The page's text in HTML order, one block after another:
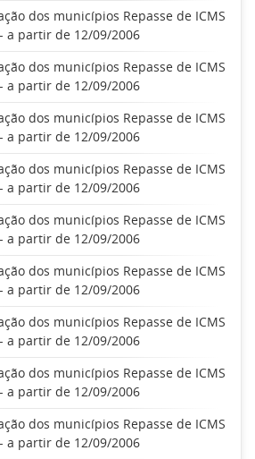
dos municípios Repasse de ICMS
a partir de 12/09/2006
dos municípios Repasse de ICMS
a partir de 12/09/2006
dos municípios Repasse de ICMS
a partir de 12/09/2006
dos municípios Repasse de ICMS
a partir de 12/09/2006
dos municípios Repasse de ICMS
a partir de 12/09/2006
dos municípios Repasse de ICMS
a partir de 12/09/2006
dos municípios Repasse de ICMS
a partir de 12/09/2006
dos municípios Repasse de ICMS
a partir de 12/09/2006
dos municípios Repasse de ICMS
a partir de 12/09/2006